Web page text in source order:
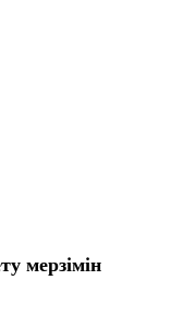
мерзімін